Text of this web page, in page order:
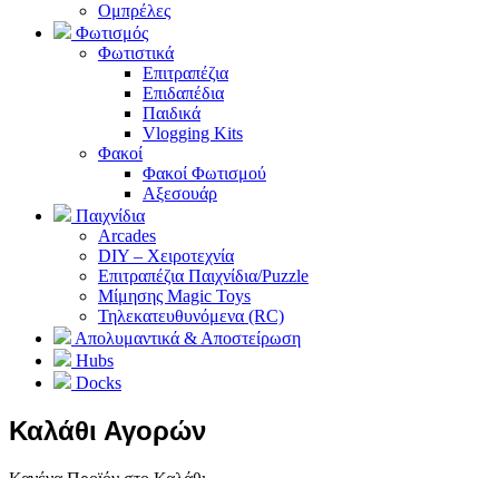
Ομπρέλες
Φωτισμός
Φωτιστικά
Επιτραπέζια
Επιδαπέδια
Παιδικά
Vlogging Kits
Φακοί
Φακοί Φωτισμού
Αξεσουάρ
Παιχνίδια
Arcades
DIY – Χειροτεχνία
Επιτραπέζια Παιχνίδια/Puzzle
Μίμησης Magic Toys
Τηλεκατευθυνόμενα (RC)
Απολυμαντικά & Αποστείρωση
Hubs
Docks
Καλάθι Αγορών